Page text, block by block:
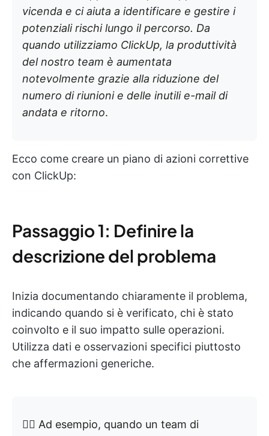
vicenda e ci aiuta a identificare e gestire i
potenziali rischi lungo il percorso. Da
quando utilizziamo ClickUp, la produttività
del nostro team è aumentata
notevolmente grazie alla riduzione del
numero di riunioni e delle inutili e-mail di
andata e ritorno.
Ecco come creare un piano di azioni correttive
con ClickUp:
Passaggio 1: Definire la
descrizione del problema
Inizia documentando chiaramente il problema,
indicando quando si è verificato, chi è stato
coinvolto e il suo impatto sulle operazioni.
Utilizza dati e osservazioni specifici piuttosto
che affermazioni generiche.
👉🏼 Ad esempio, quando un team di